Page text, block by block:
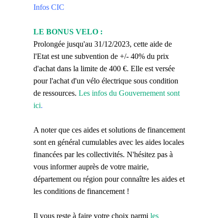
Infos CIC
LE BONUS VELO :
Prolongée jusqu'au 31/12/2023, cette aide de
l'Etat est une subvention de +/- 40% du prix
d'achat dans la limite de 400 €. Elle est versée
pour l'achat d'un vélo électrique sous condition
de ressources. Les infos du Gouvernement sont
ici.
A noter que ces aides et solutions de financement
sont en général cumulables avec les aides locales
financées par les collectivités. N'hésitez pas à
vous informer auprès de votre mairie,
département ou région pour connaître les aides et
les conditions de financement !
Il vous reste à faire votre choix parmi les